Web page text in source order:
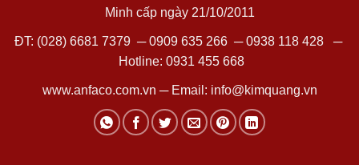
Minh cấp ngày 21/10/2011
ĐT: (028) 6681 7379 ─0909 635 266─0938 118 428─
Hotline: 0931 455 668
www.anfaco.com.vn ─ Email: info@kimquang.vn